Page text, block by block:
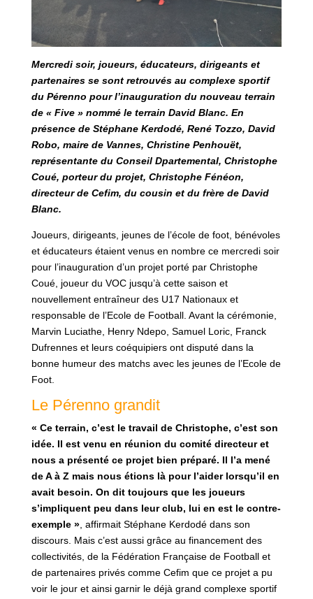
Mercredi soir, joueurs, éducateurs, dirigeants et
partenaires se sont retrouvés au complexe sportif
du Pérenno pour l’inauguration du nouveau terrain
de « Five » nommé le terrain David Blanc. En
présence de Stéphane Kerdodé, René Tozzo, David
Robo, maire de Vannes, Christine Penhouët,
représentante du Conseil Dpartemental, Christophe
Coué, porteur du projet, Christophe Fénéon,
directeur de Cefim, du cousin et du frère de David
Blanc.
Joueurs, dirigeants, jeunes de l’école de foot, bénévoles
et éducateurs étaient venus en nombre ce mercredi soir
pour l’inauguration d’un projet porté par Christophe
Coué, joueur du VOC jusqu’à cette saison et
nouvellement entraîneur des U17 Nationaux et
responsable de l’Ecole de Football. Avant la cérémonie,
Marvin Luciathe, Henry Ndepo, Samuel Loric, Franck
Dufrennes et leurs coéquipiers ont disputé dans la
bonne humeur des matchs avec les jeunes de l’Ecole de
Foot.
Le Pérenno grandit
« Ce terrain, c’est le travail de Christophe, c’est son
idée. Il est venu en réunion du comité directeur et
nous a présenté ce projet bien préparé. Il l’a mené
de A à Z mais nous étions là pour l’aider lorsqu’il en
avait besoin. On dit toujours que les joueurs
s’impliquent peu dans leur club, lui en est le contre-
exemple », affirmait Stéphane Kerdodé dans son
discours. Mais c’est aussi grâce au financement des
collectivités, de la Fédération Française de Football et
de partenaires privés comme Cefim que ce projet a pu
voir le jour et ainsi garnir le déjà grand complexe sportif